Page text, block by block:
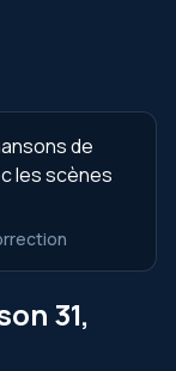
de
les scènes
31,